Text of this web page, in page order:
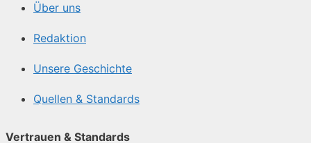
Über uns
Redaktion
Unsere Geschichte
Quellen & Standards
Vertrauen & Standards